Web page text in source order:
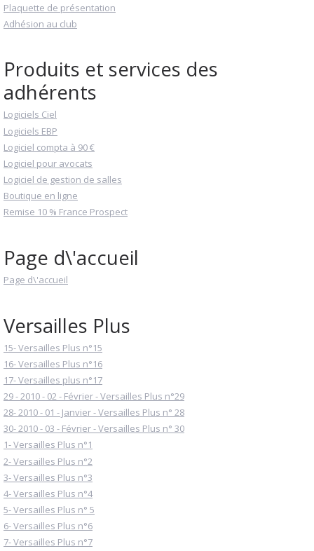
Plaquette de présentation
Adhésion au club
Produits et services des
adhérents
Logiciels Ciel
Logiciels EBP
Logiciel compta à 90 €
Logiciel pour avocats
Logiciel de gestion de salles
Boutique en ligne
Remise 10 % France Prospect
Page d\'accueil
Page d\'accueil
Versailles Plus
15- Versailles Plus n°15
16- Versailles Plus n°16
17- Versailles plus n°17
29 - 2010 - 02 - Février - Versailles Plus n°29
28- 2010 - 01 - Janvier - Versailles Plus n° 28
30- 2010 - 03 - Février - Versailles Plus n° 30
1- Versailles Plus n°1
2- Versailles Plus n°2
3- Versailles Plus n°3
4- Versailles Plus n°4
5- Versailles Plus n° 5
6- Versailles Plus n°6
7- Versailles Plus n°7